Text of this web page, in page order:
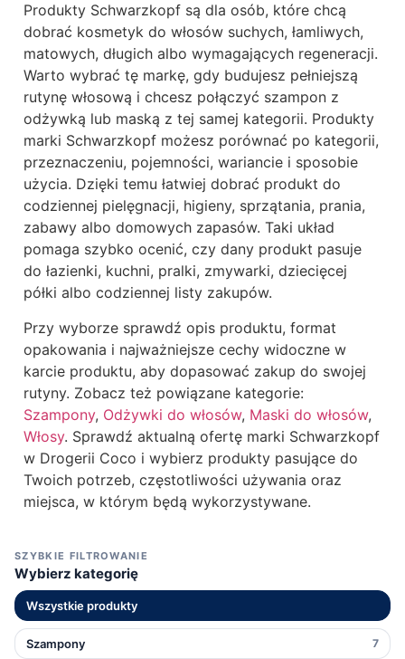
SZYBKIE FILTROWANIE
Wybierz kategorię
Wszystkie produkty
Szampony 7
Produkty Schwarzkopf są dla osób, które chcą
dobrać kosmetyk do włosów suchych, łamliwych,
matowych, długich albo wymagających regeneracji.
Warto wybrać tę markę, gdy budujesz pełniejszą
rutynę włosową i chcesz połączyć szampon z
odżywką lub maską z tej samej kategorii. Produkty
marki Schwarzkopf możesz porównać po kategorii,
przeznaczeniu, pojemności, wariancie i sposobie
użycia. Dzięki temu łatwiej dobrać produkt do
codziennej pielęgnacji, higieny, sprzątania, prania,
zabawy albo domowych zapasów. Taki układ
pomaga szybko ocenić, czy dany produkt pasuje
do łazienki, kuchni, pralki, zmywarki, dziecięcej
półki albo codziennej listy zakupów.
Przy wyborze sprawdź opis produktu, format
opakowania i najważniejsze cechy widoczne w
karcie produktu, aby dopasować zakup do swojej
rutyny. Zobacz też powiązane kategorie:
Szampony, Odżywki do włosów, Maski do włosów,
Włosy. Sprawdź aktualną ofertę marki Schwarzkopf
w Drogerii Coco i wybierz produkty pasujące do
Twoich potrzeb, częstotliwości używania oraz
miejsca, w którym będą wykorzystywane.